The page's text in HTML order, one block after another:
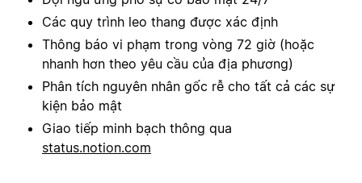
Các quy trình leo thang được xác định
Thông báo vi phạm trong vòng 72 giờ (hoặc
nhanh hơn theo yêu cầu của địa phương)
Phân tích nguyên nhân gốc rễ cho tất cả các sự
kiện bảo mật
Giao tiếp minh bạch thông qua
status.notion.com